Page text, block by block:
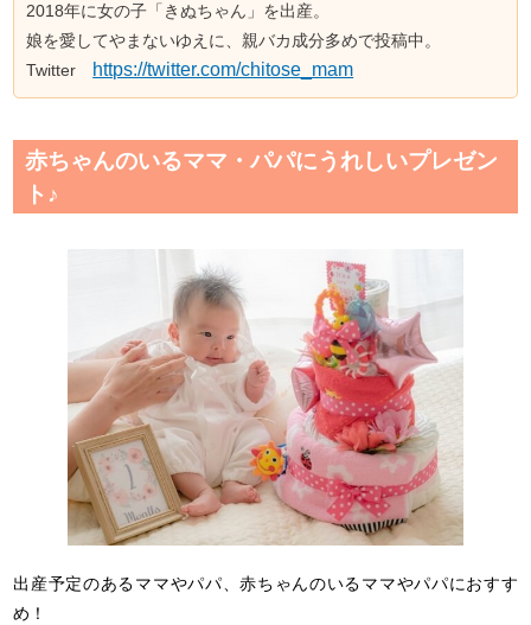
2018年に女の子「きぬちゃん」を出産。
娘を愛してやまないゆえに、親バカ成分多めで投稿中。
Twitter
https://twitter.com/chitose_mam
赤ちゃんのいるママ・パパにうれしいプレゼン
ト♪
出産予定のあるママやパパ、赤ちゃんのいるママやパパにおすす
め！